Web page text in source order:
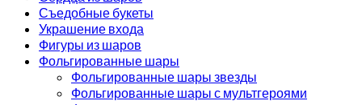
Съедобные букеты
Украшение входа
Фигуры из шаров
Фольгированные шары
Фольгированные шары звезды
Фольгированные шары с мультгероями